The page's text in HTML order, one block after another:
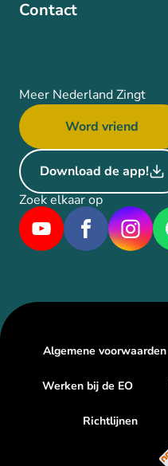
Contact
Meer Nederland Zingt
Word vriend
Download de app!
Zoek elkaar op
Algemene voorwaarden
Werken bij de EO
Richtlijnen